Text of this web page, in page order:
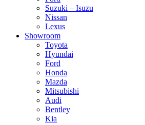
Suzuki – Isuzu
Nissan
Lexus
Showroom
Toyota
Hyundai
Ford
Honda
Mazda
Mitsubishi
Audi
Bentley
Kia